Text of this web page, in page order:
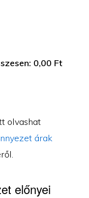
0,00 Ft
olvashat
árak
előnyei